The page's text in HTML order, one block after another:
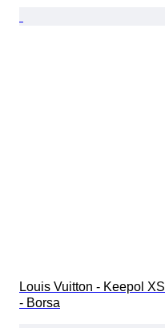
Louis Vuitton - Keepol XS
- Borsa